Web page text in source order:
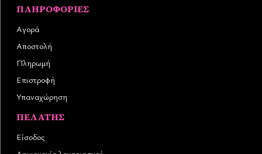
ΠΛΗΡΟΦΟΡΊΕΣ
Αγορά
Αποστολή
Πληρωμή
Επιστροφή
Υπαναχώρηση
ΠΕΛΆΤΗΣ
Είσοδος